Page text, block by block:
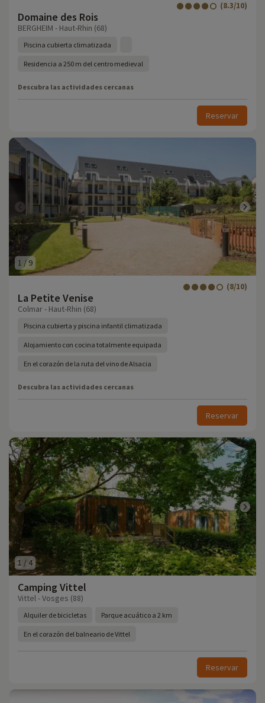
Domaine des Rois
(8.3/10)
BERGHEIM - Haut-Rhin (68)
Piscina cubierta climatizada
Residencia a 250 m del centro medieval
Descubra las actividades cercanas
Reservar
1 / 9
La Petite Venise
(8/10)
Colmar - Haut-Rhin (68)
Piscina cubierta y piscina infantil climatizada
Alojamiento con cocina totalmente equipada
En el corazón de la ruta del vino de Alsacia
Descubra las actividades cercanas
Reservar
1 / 4
Camping Vittel
Vittel - Vosges (88)
Alquiler de bicicletas Parque acuático a 2 km
En el corazón del balneario de Vittel
Reservar